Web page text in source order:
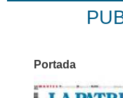
Portada